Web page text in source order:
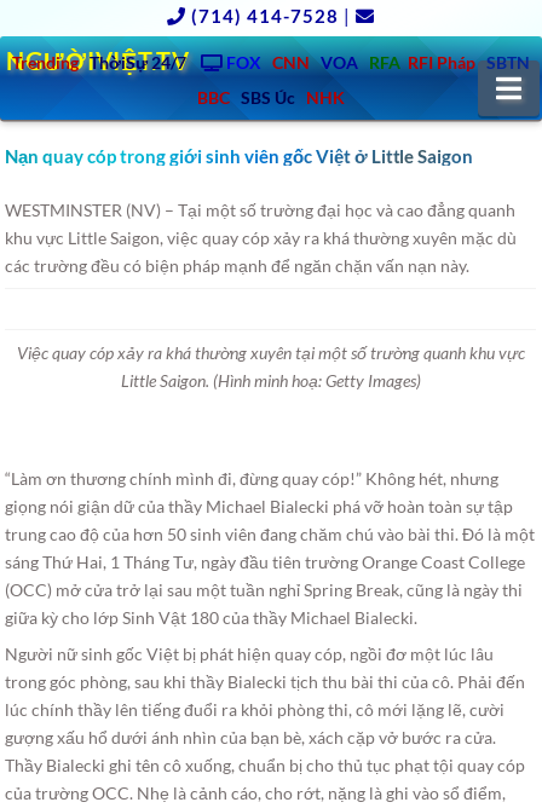
(714) 414-7528 |
Trending ThờiSự 24/7 FOX CNN VOA RFA RFI Pháp SBTN
BBC SBS Úc NHK
NGƯỜIVIỆT.TV
Nạn quay cóp trong giới sinh viên gốc Việt ở Little Saigon
WESTMINSTER (NV) – Tại một số trường đại học và cao đẳng quanh
khu vực Little Saigon, việc quay cóp xảy ra khá thường xuyên mặc dù
các trường đều có biện pháp mạnh để ngăn chặn vấn nạn này.
Việc quay cóp xảy ra khá thường xuyên tại một số trường quanh khu vực
Little Saigon. (Hình minh hoạ: Getty Images)
“Làm ơn thương chính mình đi, đừng quay cóp!” Không hét, nhưng
giọng nói giận dữ của thầy Michael Bialecki phá vỡ hoàn toàn sự tập
trung cao độ của hơn 50 sinh viên đang chăm chú vào bài thi. Đó là một
sáng Thứ Hai, 1 Tháng Tư, ngày đầu tiên trường Orange Coast College
(OCC) mở cửa trở lại sau một tuần nghỉ Spring Break, cũng là ngày thi
giữa kỳ cho lớp Sinh Vật 180 của thầy Michael Bialecki.
Người nữ sinh gốc Việt bị phát hiện quay cóp, ngồi đơ một lúc lâu
trong góc phòng, sau khi thầy Bialecki tịch thu bài thi của cô. Phải đến
lúc chính thầy lên tiếng đuổi ra khỏi phòng thi, cô mới lặng lẽ, cười
gượng xấu hổ dưới ánh nhìn của bạn bè, xách cặp vở bước ra cửa.
Thầy Bialecki ghi tên cô xuống, chuẩn bị cho thủ tục phạt tội quay cóp
của trường OCC. Nhẹ là cảnh cáo, cho rớt, nặng là ghi vào sổ điểm,